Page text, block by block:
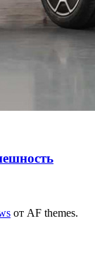
от AF themes.